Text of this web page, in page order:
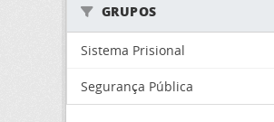
GRUPOS
Sistema Prisional
Segurança Pública